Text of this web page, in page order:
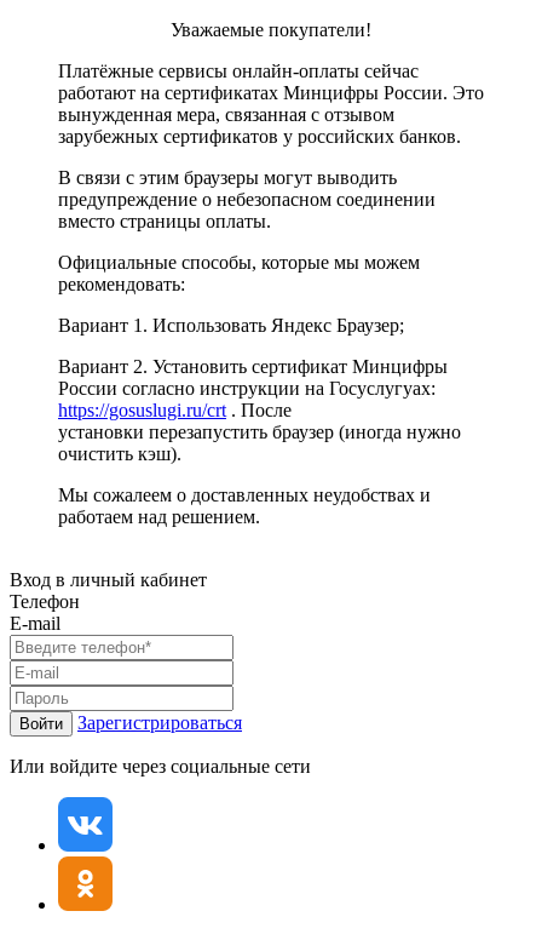
Уважаемые покупатели!
Платёжные сервисы онлайн-оплаты сейчас
работают на сертификатах Минцифры России. Это
вынужденная мера, связанная с отзывом
зарубежных сертификатов у российских банков.
В связи с этим браузеры могут выводить
предупреждение о небезопасном соединении
вместо страницы оплаты.
Официальные способы, которые мы можем
рекомендовать:
Вариант 1. Использовать Яндекс Браузер;
Вариант 2. Установить сертификат Минцифры
России согласно инструкции на Госуслугуах:
https://gosuslugi.ru/crt . После
установки перезапустить браузер (иногда нужно
очистить кэш).
Мы сожалеем о доставленных неудобствах и
работаем над решением.
Вход в личный кабинет
Телефон
E-mail
Войти Зарегистрироваться
Или войдите через социальные сети